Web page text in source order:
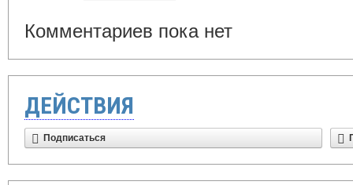
Комментариев пока нет
ДЕЙСТВИЯ
Подписаться